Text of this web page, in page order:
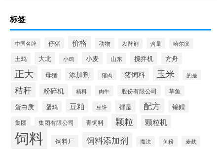
标签
中国名牌 仔猪 价格 动物 发酵剂 含量 哈尔滨
土鸡 大北 小鸡 小麦 山东 搅拌机 方舟
正大 母猪 添加剂 猪肉 猪饲料 玉米 的是
秸秆 粉碎机 精料 肉牛 股份有限公司 草鱼
蛋白质 蛋鸡 豆粕 豆饼 都是 配方 锦鲤
集团 集团有限公司 青饲料 颗粒 颗粒机
饲料 饲料厂 饲料添加剂 魔法 鱼粉 麦麸